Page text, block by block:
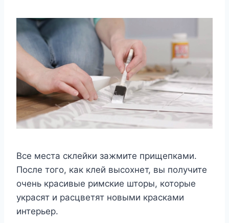
Все места склейки зажмите прищепками.
После того, как клей высохнет, вы получите
очень красивые римские шторы, которые
украсят и расцветят новыми красками
интерьер.